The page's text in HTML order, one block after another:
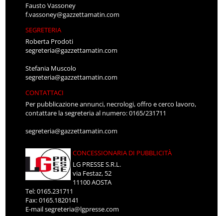
Fausto Vassoney
f.vassoney@gazzettamatin.com
SEGRETERIA
Roberta Prodoti
segreteria@gazzettamatin.com
Stefania Muscolo
segreteria@gazzettamatin.com
CONTATTACI
Per pubblicazione annunci, necrologi, offro e cerco lavoro,
contattare la segreteria al numero: 0165/231711
segreteria@gazzettamatin.com
CONCESSIONARIA DI PUBBLICITÀ
LG PRESSE S.R.L.
via Festaz, 52
11100 AOSTA
Tel: 0165.231711
Fax: 0165.1820141
E-mailsegreteria@lgpresse.com